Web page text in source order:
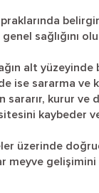
sağlığını
alt
ise sararma ve
sararır, kurur
kaybeder
üzerinde
meyve